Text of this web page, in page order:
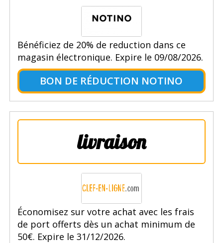
Bénéficiez de 20% de reduction dans ce
magasin électronique. Expire le 09/08/2026.
BON DE RÉDUCTION NOTINO
livraison
Économisez sur votre achat avec les frais
de port offerts dès un achat minimum de
50€. Expire le 31/12/2026.